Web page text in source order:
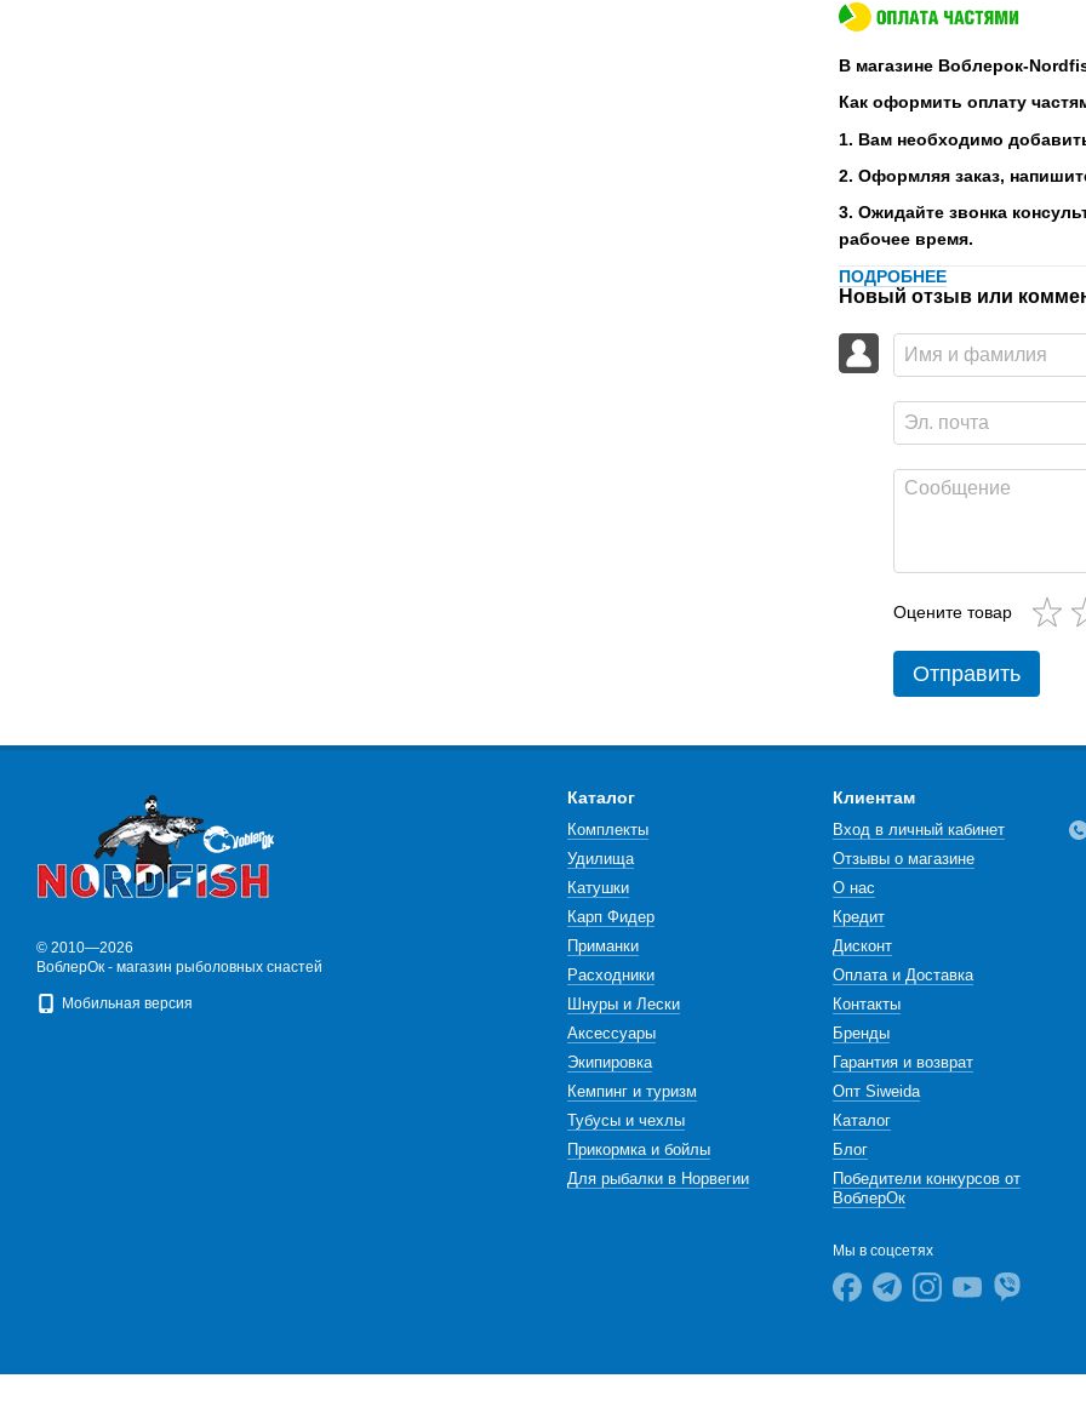
В магазине Воблерок-
Как оформить оплату
1. Вам необходимо
2. Оформляя заказ,
3. Ожидайте звонка
рабочее время.
ПОДРОБНЕЕ
Новый отзыв или
Оцените товар
Отправить
© 2010—2026
ВоблерОк - магазин рыболовных снастей
Мобильная версия
Каталог
Комплекты
Удилища
Катушки
Карп Фидер
Приманки
Расходники
Шнуры и Лески
Аксессуары
Экипировка
Кемпинг и туризм
Тубусы и чехлы
Прикормка и бойлы
Для рыбалки в Норвегии
Клиентам
Вход в личный кабинет
Отзывы о магазине
О нас
Кредит
Дисконт
Оплата и Доставка
Контакты
Бренды
Гарантия и возврат
Опт Siweida
Каталог
Блог
Победители конкурсов от
ВоблерОк
Мы в соцсетях